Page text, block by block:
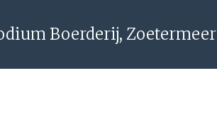
Boerderij, Zoetermeer